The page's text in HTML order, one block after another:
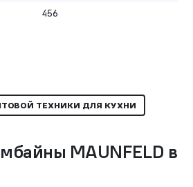
456
ТЕХНИКИ ДЛЯ КУХНИ
MAUNFELD в